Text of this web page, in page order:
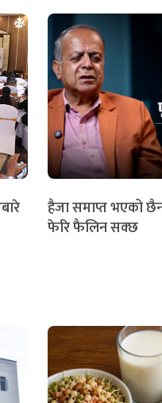
हैजा समाप्त भएको
फेरि फैलिन सक्छ